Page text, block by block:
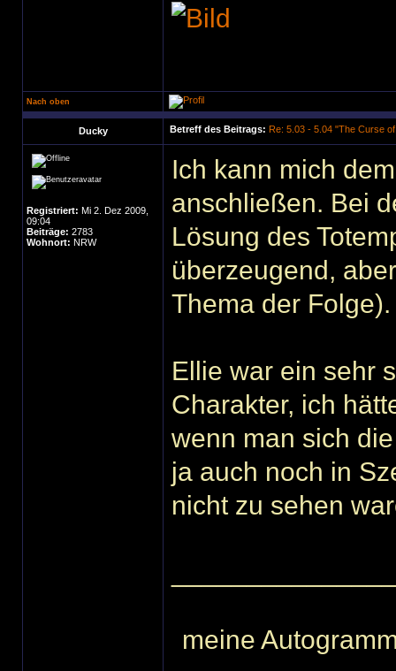
Nach oben
Ducky Betreff des Beitrags: Re: 5.03 - 5.04 "The Curse
Registriert: Mi 2. Dez 2009,
09:04
Beiträge: 2783
Wohnort: NRW
Ich kann mich
anschließen. Bei
Lösung des
überzeugend,
Thema der Folge).
Ellie war ein sehr
Charakter, ich
wenn man sich
ja auch noch in
nicht zu sehen
meine